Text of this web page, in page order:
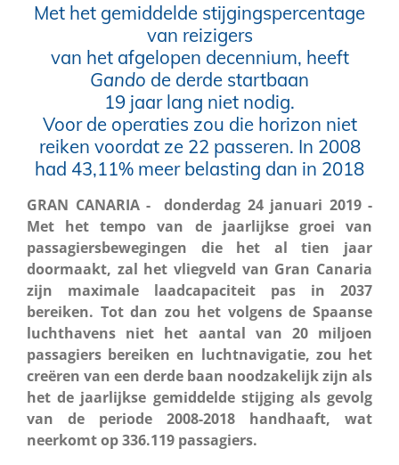
Met het gemiddelde stijgingspercentage
van reizigers
van het afgelopen decennium, heeft
Gando de derde startbaan
19 jaar lang niet nodig.
Voor de operaties zou die horizon niet
reiken voordat ze 22 passeren. In 2008
had 43,11% meer belasting dan in 2018
GRAN CANARIA - donderdag 24 januari 2019 -
Met het tempo van de jaarlijkse groei van
passagiersbewegingen die het al tien jaar
doormaakt, zal het vliegveld van Gran Canaria
zijn maximale laadcapaciteit pas in 2037
bereiken. Tot dan zou het volgens de Spaanse
luchthavens niet het aantal van 20 miljoen
passagiers bereiken en luchtnavigatie, zou het
creëren van een derde baan noodzakelijk zijn als
het de jaarlijkse gemiddelde stijging als gevolg
van de periode 2008-2018 handhaaft, wat
neerkomt op 336.119 passagiers.